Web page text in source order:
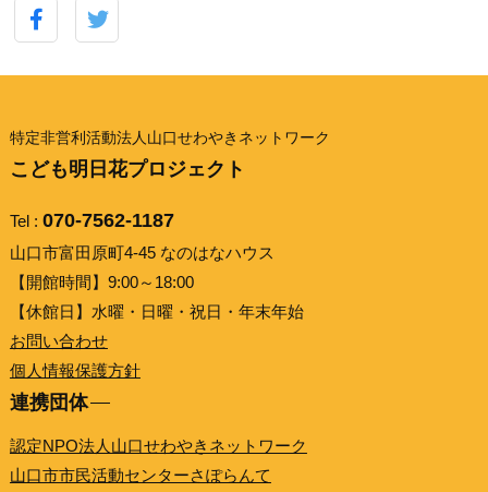
特定非営利活動法人山口せわやきネットワーク
こども明日花プロジェクト
Tel : 070-7562-1187
山口市富田原町4-45 なのはなハウス
【開館時間】9:00～18:00
【休館日】水曜・日曜・祝日・年末年始
お問い合わせ
個人情報保護方針
連携団体
認定NPO法人山口せわやきネットワーク
山口市市民活動センターさぽらんて